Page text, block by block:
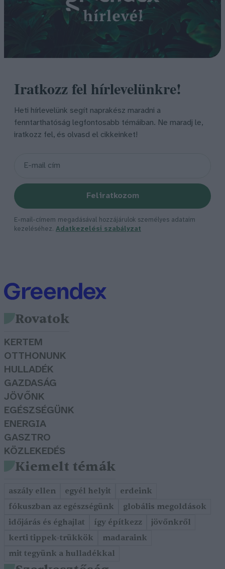
Iratkozz fel hírlevelünkre!
Heti hírlevelünk segít naprakész maradni a
fenntarthatóság legfontosabb témáiban. Ne maradj le,
iratkozz fel, és olvasd el cikkeinket!
Feliratkozom
E-mail-címem megadásával hozzájárulok személyes adataim
kezeléséhez. Adatkezelési szabályzat
Rovatok
KERTEM
OTTHONUNK
HULLADÉK
GAZDASÁG
JÖVŐNK
EGÉSZSÉGÜNK
ENERGIA
GASZTRO
KÖZLEKEDÉS
Kiemelt témák
aszály ellen egyél helyit
erdeink
fókuszban az egészségünk
globális megoldások
időjárás és éghajlat
így építkezz
jövőnkről
kerti tippek-trükkök
madaraink
mit tegyünk a hulladékkal